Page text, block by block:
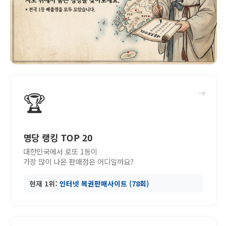
➜
🏆
명당 랭킹 TOP 20
대한민국에서 로또 1등이
가장 많이 나온 판매점은 어디일까요?
현재 1위: 인터넷 복권판매사이트 (78회)